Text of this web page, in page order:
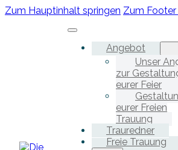
Zum Hauptinhalt springen Zum Footer
Angebot
Unser
zur
eurer Feier
eurer Freien
Trauung
Trauredner
Freie Trauung